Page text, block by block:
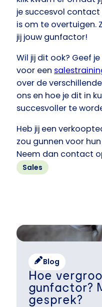
je succesvol
is om te overtuigen.
jij jouw gunfactor!
Wil jij dit ook? Geef
voor een
over de
ons en hoe je dit in
succesvoller te
Heb jij een
zou gunnen voor
Neem dan contact
Sales
Blog
Hoe
gunfactor?
gesprek?